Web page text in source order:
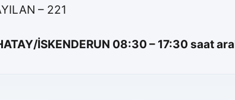
– 221
İSKENDERUN 08:30 – 17:30 saat